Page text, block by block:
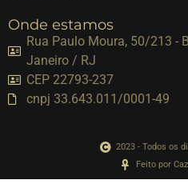
Onde estamos
Rua Paulo Moura, 50/213 -
Janeiro / RJ
CEP 22793-237
cnpj 33.643.011/0001-49
2023 - Todos os
Feito por